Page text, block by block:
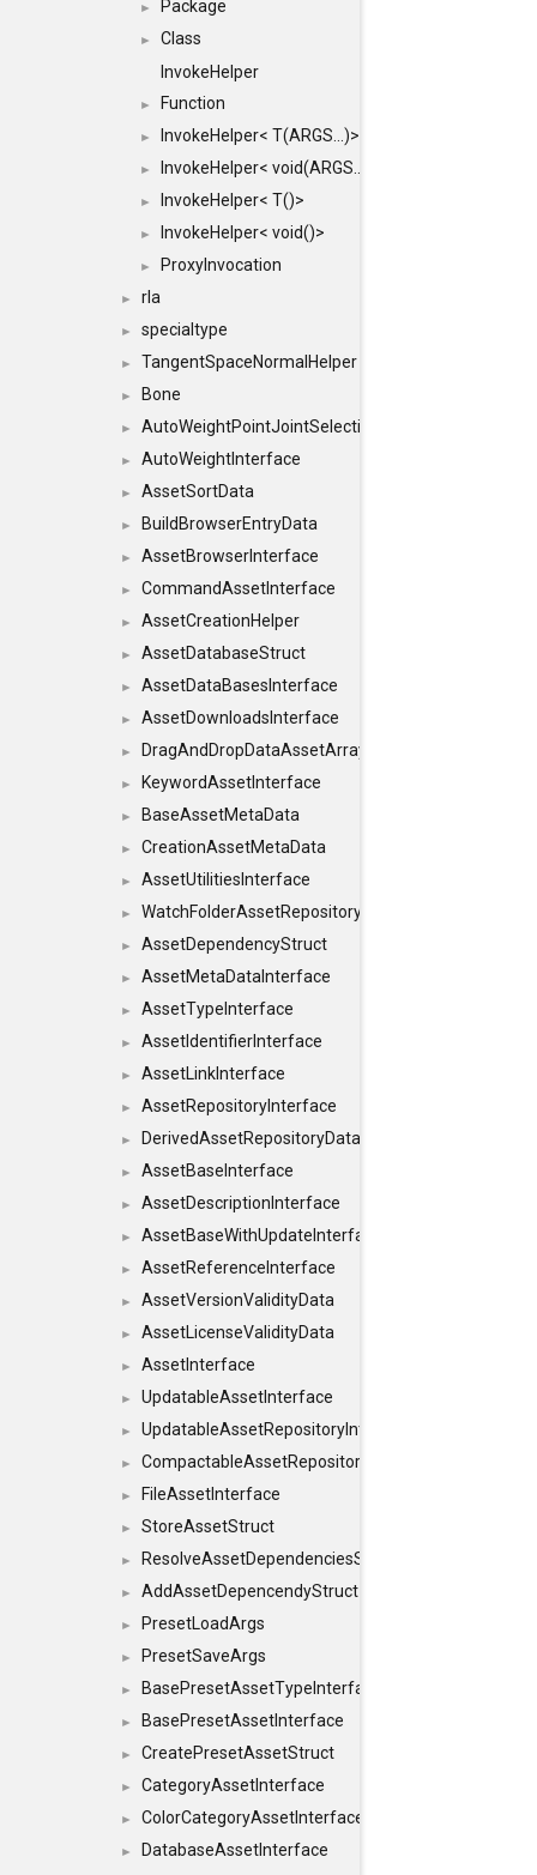
► Package
►
Class
InvokeHelper
► Function
► InvokeHelper< T(ARGS...)>
► InvokeHelper< void(ARGS...)>
► InvokeHelper< T()>
► InvokeHelper< void()>
► ProxyInvocation
► rla
► specialtype
► TangentSpaceNormalHelper
► Bone
► AutoWeightPointJointSelections
► AutoWeightInterface
► AssetSortData
► BuildBrowserEntryData
► AssetBrowserInterface
► CommandAssetInterface
► AssetCreationHelper
► AssetDatabaseStruct
► AssetDataBasesInterface
► AssetDownloadsInterface
► DragAndDropDataAssetArray
► KeywordAssetInterface
► BaseAssetMetaData
► CreationAssetMetaData
► AssetUtilitiesInterface
► WatchFolderAssetRepositoryInterface
► AssetDependencyStruct
► AssetMetaDataInterface
► AssetTypeInterface
► AssetIdentifierInterface
► AssetLinkInterface
► AssetRepositoryInterface
► DerivedAssetRepositoryDataInterface
► AssetBaseInterface
► AssetDescriptionInterface
► AssetBaseWithUpdateInterface
► AssetReferenceInterface
► AssetVersionValidityData
► AssetLicenseValidityData
► AssetInterface
► UpdatableAssetInterface
► UpdatableAssetRepositoryInterface
► CompactableAssetRepositoryInterface
► FileAssetInterface
► StoreAssetStruct
► ResolveAssetDependenciesStruct
► AddAssetDepencendyStruct
► PresetLoadArgs
► PresetSaveArgs
► BasePresetAssetTypeInterface
► BasePresetAssetInterface
► CreatePresetAssetStruct
► CategoryAssetInterface
► ColorCategoryAssetInterface
►
DatabaseAssetInterface